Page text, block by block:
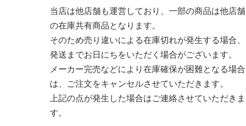
当店は他店舗も運営しており、一部の商品は他店舗
の在庫共有商品となります。
そのため売り違いによる在庫切れが発生する場合、
発送までお日にちをいただく場合がございます。
メーカー完売などにより在庫確保が困難となる場合
は、ご注文をキャンセルさせていただきます。
上記の点が発生した場合はご連絡させていただきま
す。